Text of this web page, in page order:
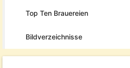
Top Ten Brauereien
Bildverzeichnisse